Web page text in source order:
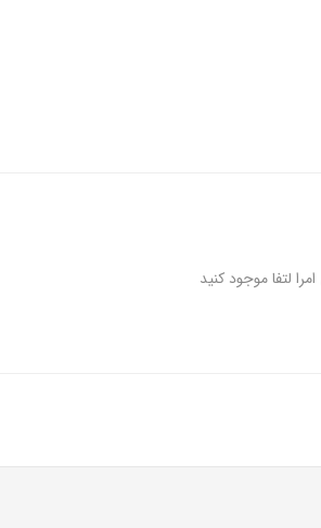
لتفا موجود کنید